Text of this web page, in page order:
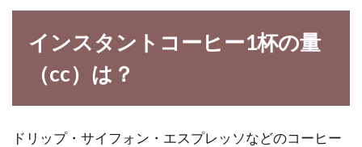
インスタントラーメンが好きな人は、意外にも
すし、な...
インスタントコーヒー1杯の量
（cc）は？
ドリップ・サイフォン・エスプレッソなどのコーヒー